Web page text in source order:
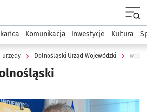
informacyjny wroclaw.pl
Komunikacja Inwestycje Kultura
urzędy Dolnośląski Urząd Wojewódzki